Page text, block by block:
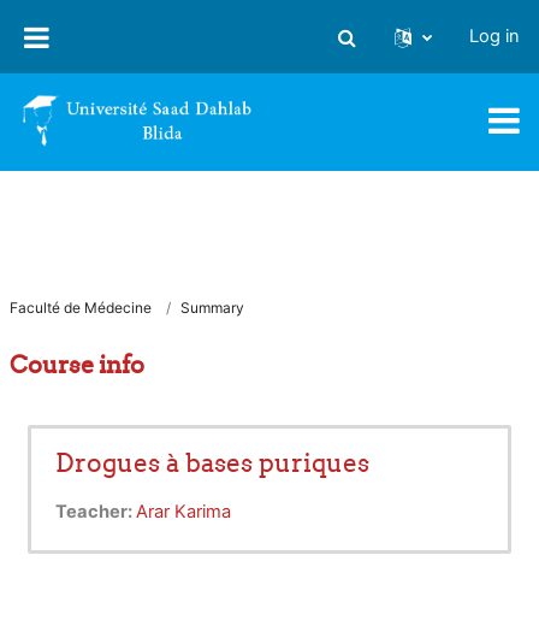
Toggle search input
Log in
Faculté de Médecine Summary
Course info
Drogues à bases puriques
Teacher: Arar Karima